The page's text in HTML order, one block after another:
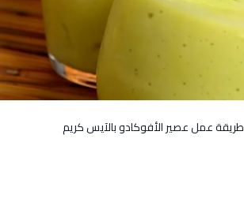
طريقة عمل عصير الأفوكادو بالآيس كريم